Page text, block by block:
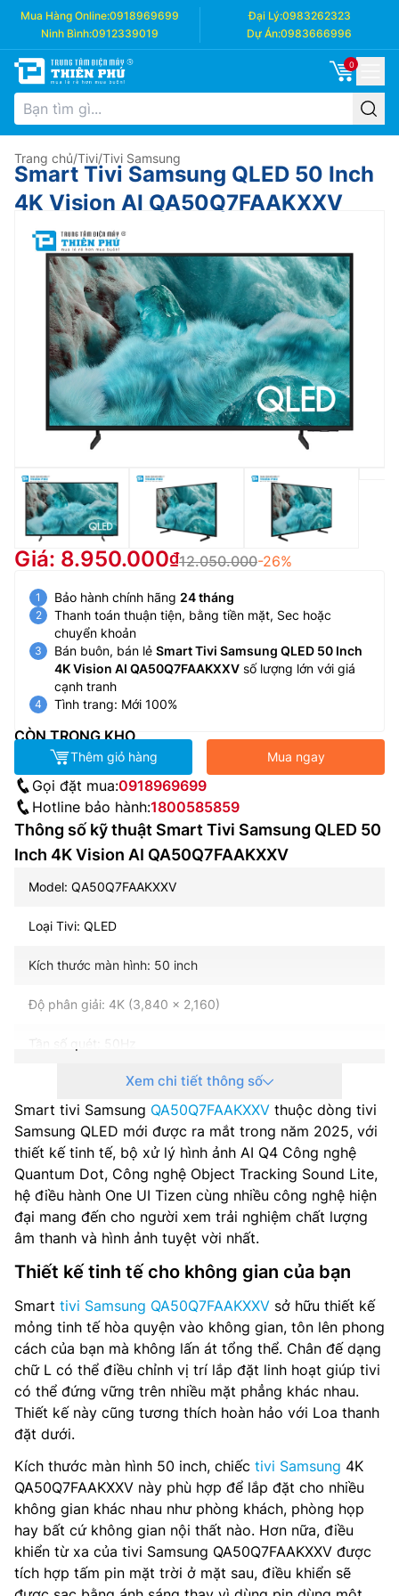
Mua Hàng Online:0918969699 Đại Lý:0983262323
Ninh Bình:0912339019 Dự Án:0983666996
0
Trang chủ/Tivi/Tivi Samsung
Smart Tivi Samsung QLED 50 Inch
4K Vision AI QA50Q7FAAKXXV
Giá: 8.950.000 12.050.000-26%
Bảo hành chính hãng 24 tháng
Thanh toán thuận tiện, bằng tiền mặt, Sec hoặc
chuyển khoản
Bán buôn, bán lẻ Smart Tivi Samsung QLED 50 Inch
4K Vision AI QA50Q7FAAKXXV số lượng lớn với giá
cạnh tranh
Tình trang: Mới 100%
CÒN TRONG KHO
Thêm giỏ hàng Mua ngay
Gọi đặt mua:0918969699
Hotline bảo hành:1800585859
Thông số kỹ thuật Smart Tivi Samsung QLED 50
Inch 4K Vision AI QA50Q7FAAKXXV
Model: QA50Q7FAAKXXV
Loại Tivi: QLED
Kích thước màn hình: 50 inch
Độ phân giải: 4K (3,840 x 2,160)
Tần số quét: 50Hz
HDMI (High Frame Rate): 4K 60Hz (for HDMI 1/2/3)
Hệ điều hành – Giao diện: One UI Tizen
Bộ xử lý: AI Q4
Tổng công suất loa: 20W
Loại loa: 2CH
Tìm kiếm bằng giọng nói: Có
Multi Device Experience: Mobile to TV, TV initiate
mirroring, Sound Mirroring, Wireless TV On
Truyền thanh Kỹ thuật số: DVB-T2 (*VN: DVB-T2C)
Nguồn cấp điện: AC100-240V~ 50/60Hz
Kết nối: Wifi 5, Bluetooth, HDMI, USB, Anynet+ (HDMI-
CEC), Ethernet (LAN), HDMI Audio Return Channel, HDMI
(High Frame Rate), RF In (Terrestrial / Cable input)
Điều khiển từ xa: TM2360E
Xem chi tiết thông số
Smart tivi Samsung QA50Q7FAAKXXV thuộc dòng tivi
Samsung QLED mới được ra mắt trong năm 2025, với
thiết kế tinh tế, bộ xử lý hình ảnh AI Q4 Công nghệ
Quantum Dot, Công nghệ Object Tracking Sound Lite,
hệ điều hành One UI Tizen cùng nhiều công nghệ hiện
đại mang đến cho người xem trải nghiệm chất lượng
âm thanh và hình ảnh tuyệt vời nhất.
Thiết kế tinh tế cho không gian của bạn
Smart tivi Samsung QA50Q7FAAKXXV sở hữu thiết kế
mỏng tinh tế hòa quyện vào không gian, tôn lên phong
cách của bạn mà không lấn át tổng thể. Chân đế dạng
chữ L có thể điều chỉnh vị trí lắp đặt linh hoạt giúp tivi
có thể đứng vững trên nhiều mặt phẳng khác nhau.
Thiết kế này cũng tương thích hoàn hảo với Loa thanh
đặt dưới.
Kích thước màn hình 50 inch, chiếc tivi Samsung 4K
QA50Q7FAAKXXV này phù hợp để lắp đặt cho nhiều
không gian khác nhau như phòng khách, phòng họp
hay bất cứ không gian nội thất nào. Hơn nữa, điều
khiển từ xa của tivi Samsung QA50Q7FAAKXXV được
tích hợp tấm pin mặt trời ở mặt sau, điều khiển sẽ